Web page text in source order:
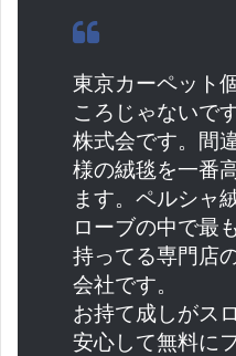
東京カーペット
ころじゃないです
株式会です。間
様の絨毯を一番
ます。ペルシャ
ローブの中で最
持ってる専門店
会社です。
お持て成しがス
安心して無料に